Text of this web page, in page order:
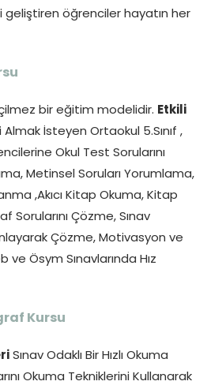
geliştiren öğrenciler hayatın her
bir eğitim modelidir. Etkili
Almak İsteyen Ortaokul 5.Sınıf ,
Okul Test Sorularını
Metinsel Soruları Yorumlama,
,Akıcı Kitap Okuma, Kitap
Sorularını Çözme, Sınav
Çözme, Motivasyon ve
Ösym Sınavlarında Hız
Kursu
Sınav Odaklı Bir Hızlı Okuma
Okuma Tekniklerini Kullanarak